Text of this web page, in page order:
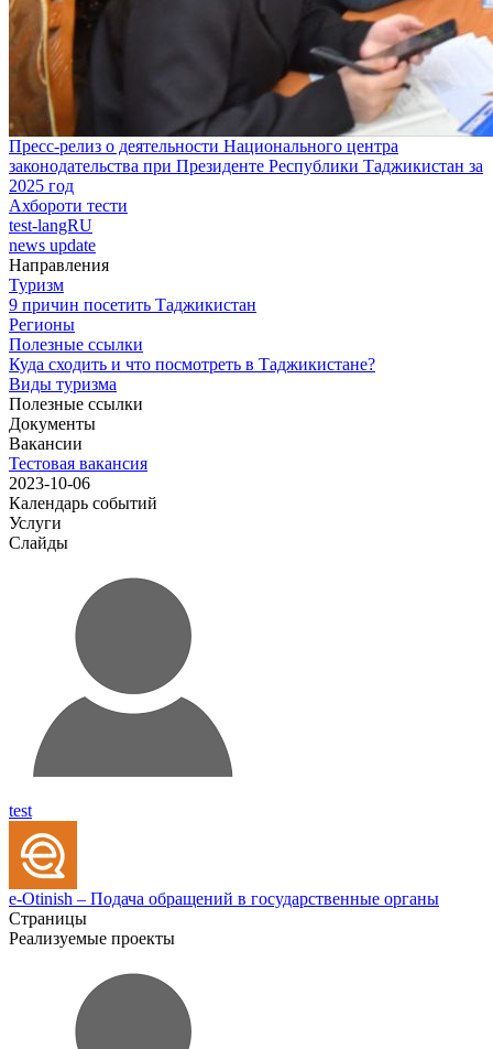
Пресс-релиз о деятельности Национального центра
законодательства при Президенте Республики Таджикистан за
2025 год
Ахбороти тести
test-langRU
news update
Направления
Туризм
9 причин посетить Таджикистан
Регионы
Полезные ссылки
Куда сходить и что посмотреть в Таджикистане?
Виды туризма
Полезные ссылки
Документы
Вакансии
Тестовая вакансия
2023-10-06
Календарь событий
Услуги
Слайды
test
e-Otinish – Подача обращений в государственные органы
Страницы
Реализуемые проекты